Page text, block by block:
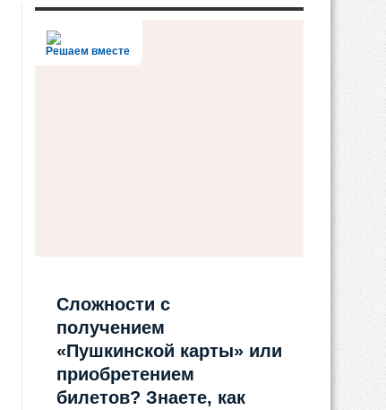
Решаем вместе
Сложности с
получением
«Пушкинской карты» или
приобретением
билетов? Знаете, как